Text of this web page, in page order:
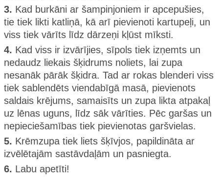
3. Kad burkāni ar šampinjoniem ir apcepušies,
tie tiek likti katliņā, kā arī pievienoti kartupeļi, un
viss tiek vārīts līdz dārzeņi kļūst mīksti.
4. Kad viss ir izvārījies, sīpols tiek izņemts un
nedaudz liekais šķidrums noliets, lai zupa
nesanāk pārāk šķidra. Tad ar rokas blenderi viss
tiek sablendēts viendabīgā masā, pievienots
saldais krējums, samaisīts un zupa likta atpakaļ
uz lēnas uguns, līdz sāk vārīties. Pēc garšas un
nepieciešamības tiek pievienotas garšvielas.
5. Krēmzupa tiek liets šķīvjos, papildināta ar
izvēlētajām sastāvdaļām un pasniegta.
6. Labu apetīti!